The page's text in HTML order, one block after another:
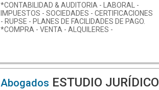
*CONTABILIDAD & AUDITORIA - LABORAL -
IMPUESTOS - SOCIEDADES - CERTIFICACIONES
- RUPSE - PLANES DE FACILIDADES DE PAGO.
*COMPRA - VENTA - ALQUILERES -
TAGLIAVINI - Tel: 4212258 - 4237596 - PERÚ 51
www.estudiotagliavini.com.ar
info@estudiotagliavini.com.ar
Abogados ESTUDIO JURÍDICO